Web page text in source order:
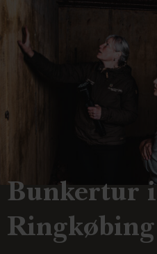
Bunkertur i
Ringkøbing